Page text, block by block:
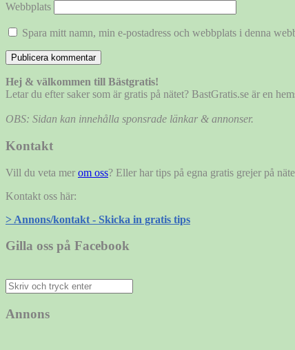
Webbplats
Spara mitt namn, min e-postadress och webbplats i denna
Hej & välkommen till Bästgratis!
Letar du efter saker som är gratis på nätet? BastGratis.se är en
OBS: Sidan kan innehålla sponsrade länkar & annonser.
Kontakt
Vill du veta mer om oss? Eller har tips på egna gratis grejer på
Kontakt oss här:
> Annons/kontakt - Skicka in gratis tips
Gilla oss på Facebook
Sök
efter:
Annons